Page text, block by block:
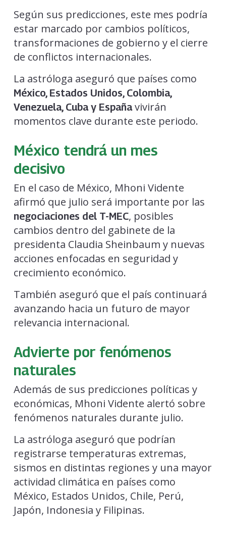
Según sus predicciones, este mes podría
estar marcado por cambios políticos,
transformaciones de gobierno y el cierre
de conflictos internacionales.
La astróloga aseguró que países como
México, Estados Unidos, Colombia,
Venezuela, Cuba y Españavivirán
momentos clave durante este periodo.
México tendrá un mes
decisivo
En el caso de México, Mhoni Vidente
afirmó que julio será importante por las
negociaciones del T-MEC, posibles
cambios dentro del gabinete de la
presidenta Claudia Sheinbaum y nuevas
acciones enfocadas en seguridad y
crecimiento económico.
También aseguró que el país continuará
avanzando hacia un futuro de mayor
relevancia internacional.
Advierte por fenómenos
naturales
Además de sus predicciones políticas y
económicas, Mhoni Vidente alertó sobre
fenómenos naturales durante julio.
La astróloga aseguró que podrían
registrarse temperaturas extremas,
sismos en distintas regiones y una mayor
actividad climática en países como
México, Estados Unidos, Chile, Perú,
Japón, Indonesia y Filipinas.